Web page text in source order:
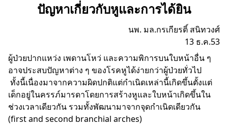
ปัญหาเกี่ยวกับหูและการได้ยิน
นพ. มล.กรเกียรติ์ สนิทวงศ์
13 ธ.ค.​53
ผู้ป่วยปากแหว่ง เพดานโหว่ และความพิการบนใบหน้าอื่น ๆ
อาจประสบปัญหาต่าง ๆ ของโรคหูได้ง่ายกว่าผู้ป่วยทั่วไป
ทั้งนี้เนื่องมาจากความผิดปกติแต่กำเนิดเหล่านี้เกิดขึ้นตั้งแต่
เด็กอยู่ในครรภ์มารดาโดยการสร้างหูและใบหน้าเกิดขึ้นใน
ช่วงเวลาเดียวกัน รวมทั้งพัฒนามาจากจุดกำเนิดเดียวกัน
(first and second branchial arches)